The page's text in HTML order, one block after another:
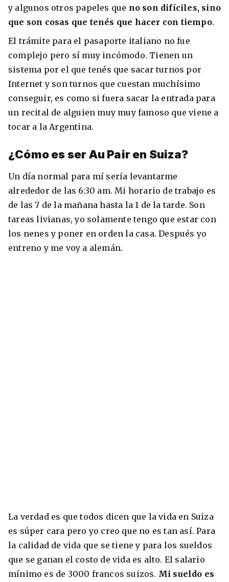
y algunos otros papeles que no son difíciles, sino
que son cosas que tenés que hacer con tiempo.
El trámite para el pasaporte italiano no fue
complejo pero sí muy incómodo. Tienen un
sistema por el que tenés que sacar turnos por
Internet y son turnos que cuestan muchísimo
conseguir, es como si fuera sacar la entrada para
un recital de alguien muy muy famoso que viene a
tocar a la Argentina.
¿Cómo es ser Au Pair en Suiza?
Un día normal para mí sería levantarme
alrededor de las 6:30 am. Mi horario de trabajo es
de las 7 de la mañana hasta la 1 de la tarde. Son
tareas livianas, yo solamente tengo que estar con
los nenes y poner en orden la casa. Después yo
entreno y me voy a alemán.
La verdad es que todos dicen que la vida en Suiza
es súper cara pero yo creo que no es tan así. Para
la calidad de vida que se tiene y para los sueldos
que se ganan el costo de vida es alto. El salario
mínimo es de 3000 francos suizos. Mi sueldo es